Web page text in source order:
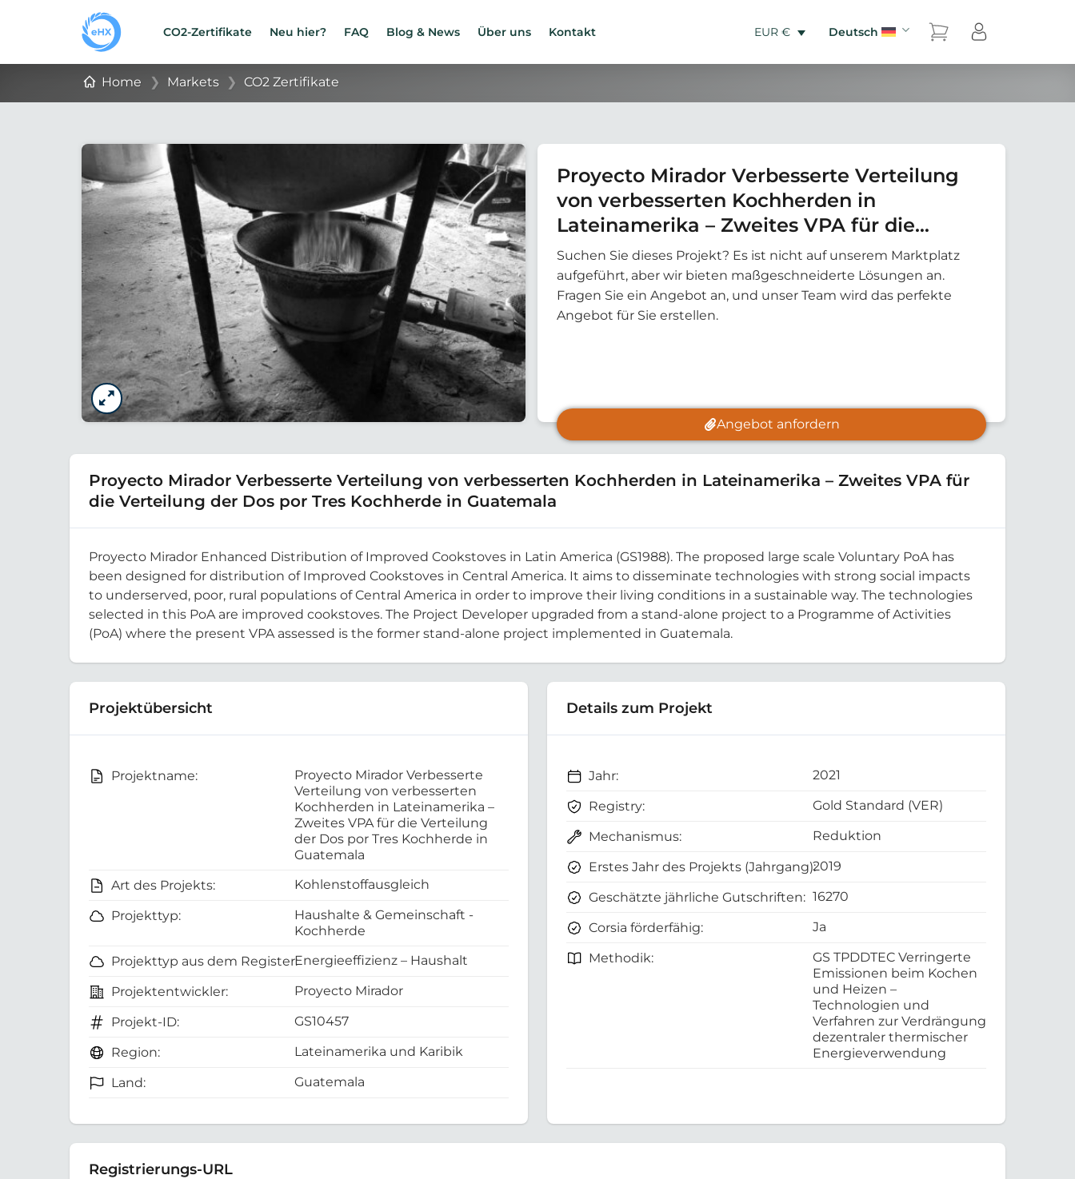
CO2-Zertifikate Neu hier? FAQ Blog & News Über uns Kontakt EUR € Deutsch
Home ❯ Markets ❯ CO2 Zertifikate
Proyecto Mirador Verbesserte Verteilung
von verbesserten Kochherden in
Lateinamerika – Zweites VPA für die
Verteilung der Dos por Tres Kochherde in
Guatemala
Suchen Sie dieses Projekt? Es ist nicht auf unserem Marktplatz
aufgeführt, aber wir bieten maßgeschneiderte Lösungen an.
Fragen Sie ein Angebot an, und unser Team wird das perfekte
Angebot für Sie erstellen.
Angebot anfordern
Proyecto Mirador Verbesserte Verteilung von verbesserten Kochherden in Lateinamerika – Zweites VPA für
die Verteilung der Dos por Tres Kochherde in Guatemala
Proyecto Mirador Enhanced Distribution of Improved Cookstoves in Latin America (GS1988). The proposed large scale Voluntary PoA has
been designed for distribution of Improved Cookstoves in Central America. It aims to disseminate technologies with strong social impacts
to underserved, poor, rural populations of Central America in order to improve their living conditions in a sustainable way. The technologies
selected in this PoA are improved cookstoves. The Project Developer upgraded from a stand-alone project to a Programme of Activities
(PoA) where the present VPA assessed is the former stand-alone project implemented in Guatemala.
Projektübersicht
Projektname:
Proyecto Mirador Verbesserte
Verteilung von verbesserten
Kochherden in Lateinamerika –
Zweites VPA für die Verteilung
der Dos por Tres Kochherde in
Guatemala
Art des Projekts:
Kohlenstoffausgleich
Projekttyp:
Haushalte & Gemeinschaft -
Kochherde
Projekttyp aus dem Register:Energieeffizienz – Haushalt
Projektentwickler: Proyecto Mirador
Projekt-ID: GS10457
Region: Lateinamerika und Karibik
Land: Guatemala
Details zum Projekt
Jahr: 2021
Registry: Gold Standard (VER)
Mechanismus: Reduktion
Erstes Jahr des Projekts (Jahrgang):2019
Geschätzte jährliche Gutschriften: 16270
Corsia förderfähig: Ja
Methodik:
GS TPDDTEC Verringerte
Emissionen beim Kochen
und Heizen –
Technologien und
Verfahren zur Verdrängung
dezentraler thermischer
Energieverwendung
Registrierungs-URL